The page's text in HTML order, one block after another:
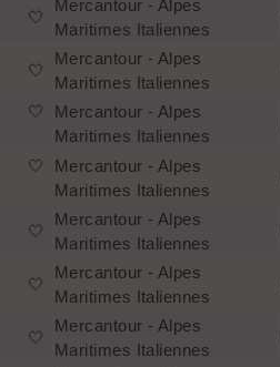
🤍
Mercantour - Alpes
Maritimes Italiennes
🤍
Mercantour - Alpes
Maritimes Italiennes
🤍
Mercantour - Alpes
Maritimes Italiennes
🤍
Mercantour - Alpes
Maritimes Italiennes
🤍
Mercantour - Alpes
Maritimes Italiennes
🤍
Mercantour - Alpes
Maritimes Italiennes
🤍
Mercantour - Alpes
Maritimes Italiennes